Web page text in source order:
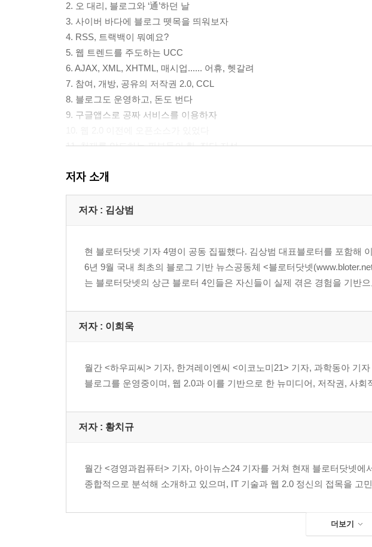
2. 오 대리, 블로그와 ‘通’하던 날
3. 사이버 바다에 블로그 뗏목을 띄워보자
4. RSS, 트랙백이 뭐예요?
5. 웹 트렌드를 주도하는 UCC
6. AJAX, XML, XHTML, 매시업...... 어휴, 헷갈려
7. 참여, 개방, 공유의 저작권 2.0, CCL
8. 블로그도 운영하고, 돈도 번다
9. 구글앱스로 공짜 서비스를 이용하자
11. 천재를 압도하는 필부들의 힘, 집단 지성
제2장. 대한민국 웹 2.0 대표 선수들
12. 청년 CEO, 올블로그 대표 박영욱
13. 대한민국 블로깅의 대표 선수 떡이떡이
16. 나만의 포털 사이트, 위자드웍스 대표 표철민
17. 명품 블로그를 꿈꾸는 태터앤컴퍼니 대표 노정석
18. 한 줄 블로그 미투데이 박수만 대표
19. 대한민국 블로그, 모두 모여라
21. 포털 블로그도 진화한다
22. 개인이 영상의 주인공, 동영상 UCC
24. 작고, 가볍고, 몸에 꼭 맞게 사용하자
25. 문서도 웹에서 만들고 공유한다
제4장. 웹 2.0을 알면 돈이 보인다
27. 롱테일 마케팅으로 블로그 수익을 올리자
저자 소개
저자 : 김상범
현 블로터닷넷 기자 4명이 공동 집필했다. 김상범 대표블로터를 포함해
6년 9월 국내 최초의 블로그 기반 뉴스공동체 <블로터닷넷
는 블로터닷넷의 상근 블로터 4인들은 자신들이 실제 겪은 경험을 기반
저자 : 이희욱
월간 <하우피씨> 기자, 한겨레이엔씨 <이코노미21> 기자, 과학동아 기
블로그를 운영중이며, 웹 2.0과 이를 기반으로 한 뉴미디어, 저작권, 사회
저자 : 황치규
월간 <경영과컴퓨터> 기자, 아이뉴스24 기자를 거쳐 현재 블로터닷넷
종합적으로 분석해 소개하고 있으며, IT 기술과 웹 2.0 정신의 접목을 고
더보기